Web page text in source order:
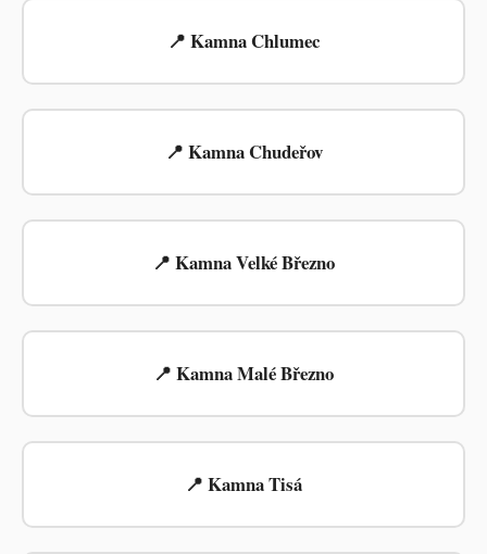
📍 Kamna Chlumec
📍 Kamna Chudeřov
📍 Kamna Velké Březno
📍 Kamna Malé Březno
📍 Kamna Tisá